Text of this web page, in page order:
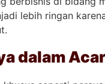
lebih ringan
dalam